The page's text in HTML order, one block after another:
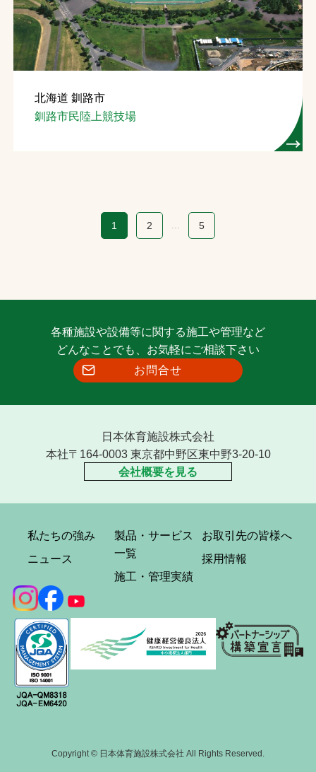
北海道 釧路市
釧路市民陸上競技場
1 2 ... 5
各種施設や設備等に関する施工や管理など
どんなことでも、お気軽にご相談下さい
お問合せ
日本体育施設株式会社
本社〒164-0003 東京都中野区東中野3-20-10
会社概要を見る
私たちの強み
ニュース
製品・サービス
一覧
施工・管理実績
お取引先の皆様へ
採用情報
Copyright © 日本体育施設株式会社 All Rights Reserved.